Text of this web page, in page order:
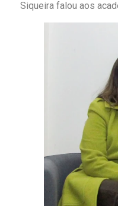
Siqueira falou aos